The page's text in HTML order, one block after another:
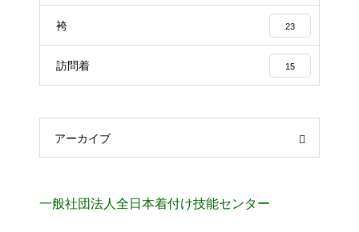
袴 23
訪問着 15
アーカイブ
一般社団法人全日本着付け技能センター